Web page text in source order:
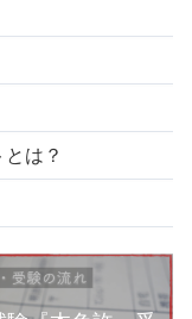
は？